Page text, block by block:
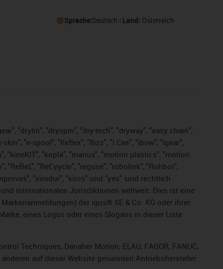
Sprache:Deutsch Land: Österreich
"drylin", "dryspin", "dry-tech", "dryway", "easy chain",
"e-spool", "fixflex", "flizz", "i.Cee", "ibow", "igear",
"kineKIT", "kopla", "manus", "motion plastics", "motion
"ReCyycle", "reguse", "robolink", "Rohbot",
"xirodur", "xiros" und "yes" sind rechtlich
internationalen Jurisdiktionen weltweit. Dies ist eine
der igus® SE & Co. KG oder ihrer
eines Logos oder eines Slogans in dieser Liste
Techniques, Danaher Motion, ELAU, FAGOR, FANUC,
anderen auf dieser Website genannten Antriebshersteller